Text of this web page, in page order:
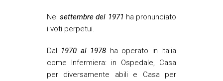
Nelsettembre del 1971 ha pronunciato
i voti perpetui.
Dal 1970 al 1978 ha operato in Italia
come Infermiera: in Ospedale, Casa
per diversamente abili e Casa per